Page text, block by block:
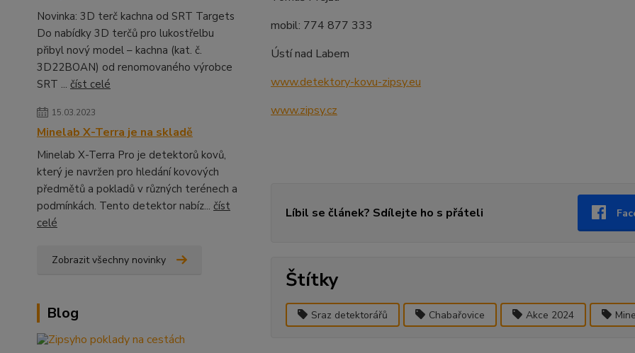
Novinka: 3D terč kachna od SRT Targets
Do nabídky 3D terčů pro lukostřelbu
přibyl nový model – kachna (kat. č.
3D22BOAN) od renomovaného výrobce
SRT ... číst celé
15.03.2023
Minelab X-Terra je na skladě
Minelab X-Terra Pro je detektorů kovů,
který je navržen pro hledání kovových
předmětů a pokladů v různých terénech a
podmínkách. Tento detektor nabíz... číst
celé
Zobrazit všechny novinky
Blog
mobil: 774 877 333
Ústí nad Labem
www.detektory-kovu-zipsy.eu
www.zipsy.cz
Líbil se článek? Sdílejte ho s přáteli
Štítky
Sraz detektorářů Chabařovice Akce 2024